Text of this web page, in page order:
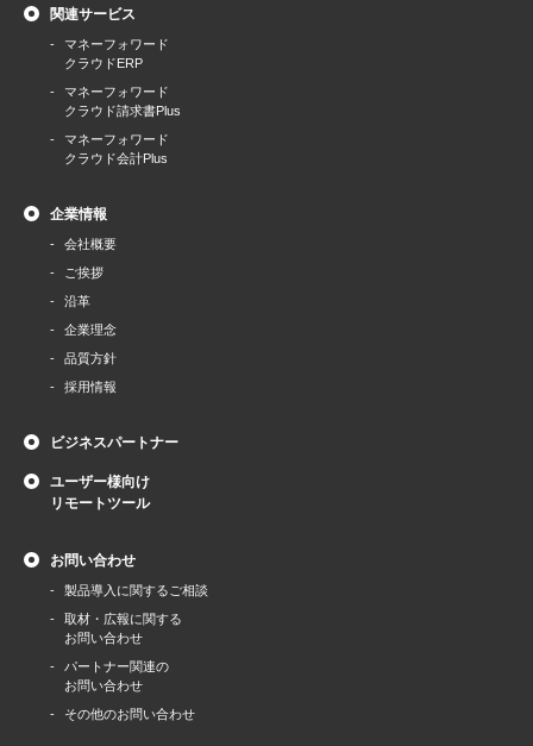
関連サービス
マネーフォワード
クラウドERP
マネーフォワード
クラウド請求書Plus
マネーフォワード
クラウド会計Plus
企業情報
会社概要
ご挨拶
沿革
企業理念
品質方針
採用情報
ビジネスパートナー
ユーザー様向け
リモートツール
お問い合わせ
製品導⼊に関するご相談
取材・広報に関する
お問い合わせ
パートナー関連の
お問い合わせ
その他のお問い合わせ